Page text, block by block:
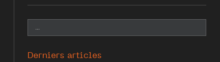
Derniers articles